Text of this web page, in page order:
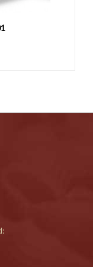
PER PASTA RZ100